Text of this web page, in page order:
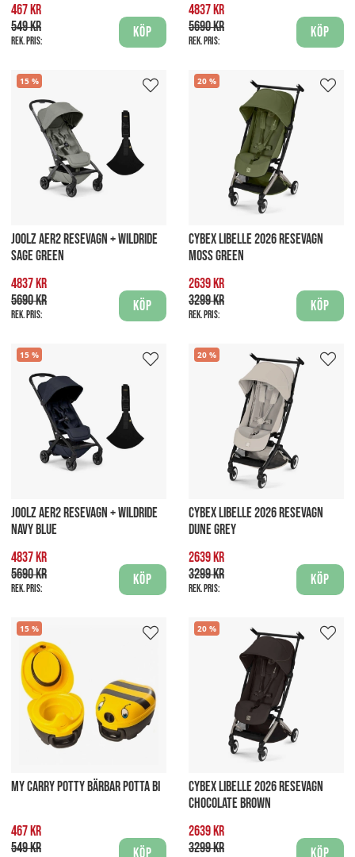
467 kr
549 kr
Rek. pris:
Köp
4837 kr
5690 kr
Rek. pris:
Köp
15
JOOLZ AER2 RESEVAGN + WILDRIDE
SAGE GREEN
4837 kr
5690 kr
Rek. pris:
Köp
20
CYBEX LIBELLE 2026 RESEVAGN
MOSS GREEN
2639 kr
3299 kr
Rek. pris:
Köp
15
JOOLZ AER2 RESEVAGN + WILDRIDE
NAVY BLUE
4837 kr
5690 kr
Rek. pris:
Köp
20
CYBEX LIBELLE 2026 RESEVAGN
DUNE GREY
2639 kr
3299 kr
Rek. pris:
Köp
15
MY CARRY POTTY BÄRBAR POTTA BI
467 kr
549 kr
Köp
20
CYBEX LIBELLE 2026 RESEVAGN
CHOCOLATE BROWN
2639 kr
3299 kr
Köp